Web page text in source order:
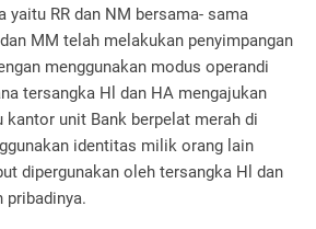
yaitu RR dan NM bersama- sama
MM telah melakukan penyimpangan
menggunakan modus operandi
tersangka Hl dan HA mengajukan
kantor unit Bank berpelat merah di
identitas milik orang lain
dipergunakan oleh tersangka Hl dan
pribadinya.